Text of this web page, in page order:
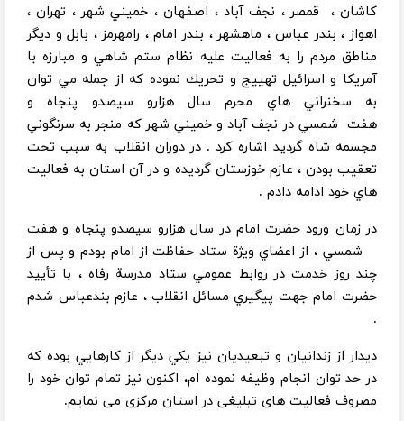
كاشان ، قمصر ، ‌نجف آباد ، اصفهان ،‌ خميني شهر ، تهران ،
اهواز ، ‌بندر عباس ، ماهشهر ، بندر امام ، ‌رامهرمز ، بابل و ديگر
مناطق مردم را به فعاليت عليه نظام ستم شاهي و مبارزه با
آمريكا و اسرائيل تهييج و تحريك نموده كه از جمله مي توان
به سخنراني هاي محرم سال هزارو سيصدو پنجاه و
هفت شمسي در نجف آباد و خميني شهر كه منجر به سرنگوني
مجسمه شاه گرديد اشاره كرد . در دوران انقلاب به سبب تحت
تعقيب بودن ، ‌عازم خوزستان گرديده و در آن استان به فعاليت
هاي خود ادامه دادم .
در زمان ورود حضرت امام در سال هزارو سيصدو پنجاه و هفت
شمسي ، از اعضاي ويژة ستاد حفاظت از امام بودم و پس از
چند روز خدمت در روابط عمومي ستاد مدرسة رفاه ، ‌با تأييد
حضرت امام جهت پيگيري مسائل انقلاب ، عازم بندعباس شدم
.
ديدار از زندانيان و تبعيديان نيز يكي ديگر از كارهايي بوده كه
در حد توان انجام وظيفه نموده ام، اکنون نیز تمام توان خود را
مصروف فعالیت های تبلیغی در استان مرکزی می نمایم.